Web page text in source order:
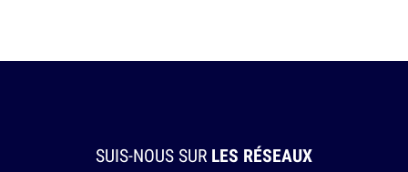
SUIS-NOUS SUR LES RÉSEAUX